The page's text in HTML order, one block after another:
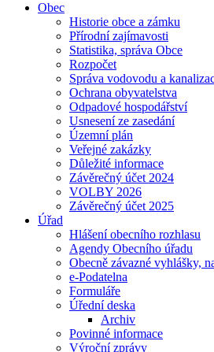
Obec
Historie obce a zámku
Přírodní zajímavosti
Statistika, správa Obce
Rozpočet
Správa vodovodu a
Ochrana obyvatelstva
Odpadové hospodářství
Usnesení ze zasedání
Územní plán
Veřejné zakázky
Důležité informace
Závěrečný účet 2024
VOLBY 2026
Závěrečný účet 2025
Úřad
Hlášení obecního rozhlasu
Agendy Obecního úřadu
Obecně závazné vyhlášky,
e-Podatelna
Formuláře
Úřední deska
Archiv
Povinné informace
Výroční zprávy